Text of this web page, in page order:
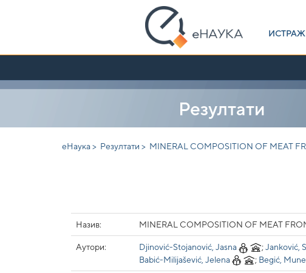
Резултати
еНаука > Резултати > MINERAL COMPOSITION OF MEAT
Назив: MINERAL COMPOSITION OF MEAT
Аутори: Djinović-Stojanović, Jasna ;Janković,
Babić-Milijašević, Jelena
; Begić,